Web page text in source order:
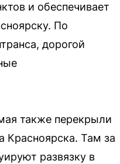
и обеспечивает
По
дорогой
также перекрыли
Красноярска. Там за
развязку в